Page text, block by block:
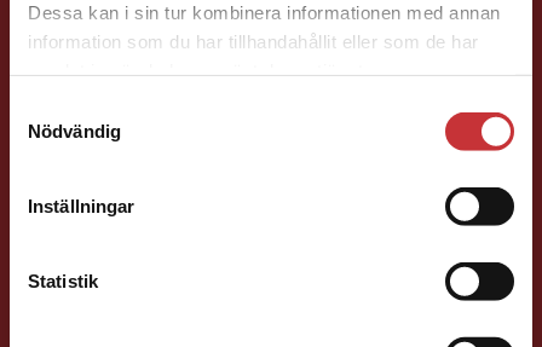
Dessa kan i sin tur kombinera informationen med annan
information som du har tillhandahållit eller som de har
Nödvändig
Inställningar
Statistik
Det verkar som att du besöker
studentlitteratur.se via en enhet utanför Sverige.
Vi erbjuder inte leveranser utanför Sverige. För
att kunna slutföra ett köp måste
Förlagskontakt
Förläggare
Forskningsmetodik